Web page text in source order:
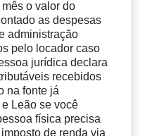
mês o valor do
as despesas
administração
pelo locador caso
jurídica declara
recebidos
na fonte já
Leão se você
física precisa
de renda via